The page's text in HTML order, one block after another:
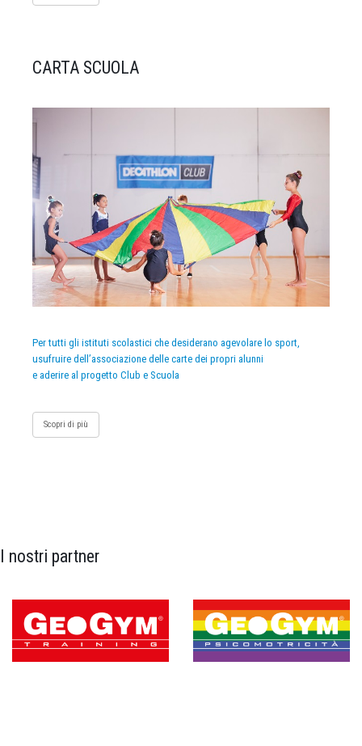
CARTA SCUOLA
Per tutti gli istituti scolastici che desiderano agevolare lo sport,
usufruire dell’associazione delle carte dei propri alunni
e aderire al progetto Club e Scuola
Scopri di più
I nostri partner